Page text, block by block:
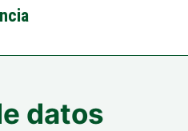
datos